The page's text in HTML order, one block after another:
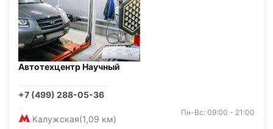
Автотехцентр Научный
+7 (499) 288-05-36
Калужская(1,09 км)
Пн-Вс: 09:00 - 21:00